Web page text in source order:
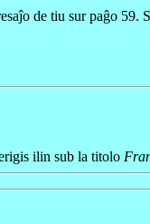
de tiu sur paĝo 59.
ilin sub la titolo